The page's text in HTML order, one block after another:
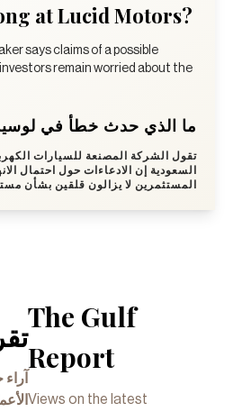
at Lucid Motors?
says claims of a possible
remain worried about the
ما الذي حدث خطأ في
تقول الشركة المصنعة للسيارات
السعودية إن الادعاءات حول احتمال
المستثمرين لا يزالون قلقين بشأن
The Gulf
Report
Views on the latest